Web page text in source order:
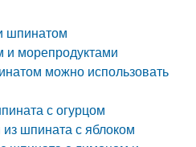
шпинатом
и морепродуктами
можно использовать
с огурцом
шпината с яблоком